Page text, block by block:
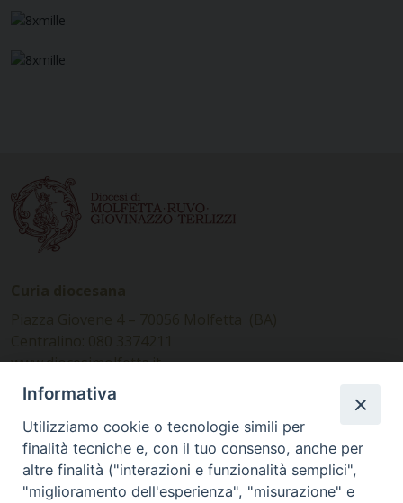
www.diocesimolfetta.it –
diocesimolfetta@pec.chiesacattolica.it
Ufficio Comunicazioni sociali
Piazza Giovene 4 – 70056 Molfetta (BA)
comunicazionisociali@diocesimolfetta.it
Informativa
Utilizziamo cookie o tecnologie simili per
finalità tecniche e, con il tuo consenso, anche per
altre finalità ("interazioni e funzionalità semplici",
"miglioramento dell'esperienza", "misurazione" e